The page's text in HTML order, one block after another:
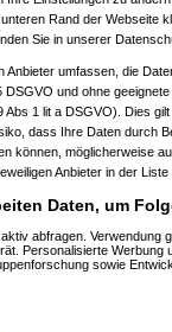
Rand der Webseite
Sie in unserer
umfassen, die
und ohne
1 lit a DSGVO). Dies
dass Ihre Daten durch
können, möglicherweise
Anbieter in der
Daten, um
abfragen. Verwendung
Personalisierte Werbung
sowie